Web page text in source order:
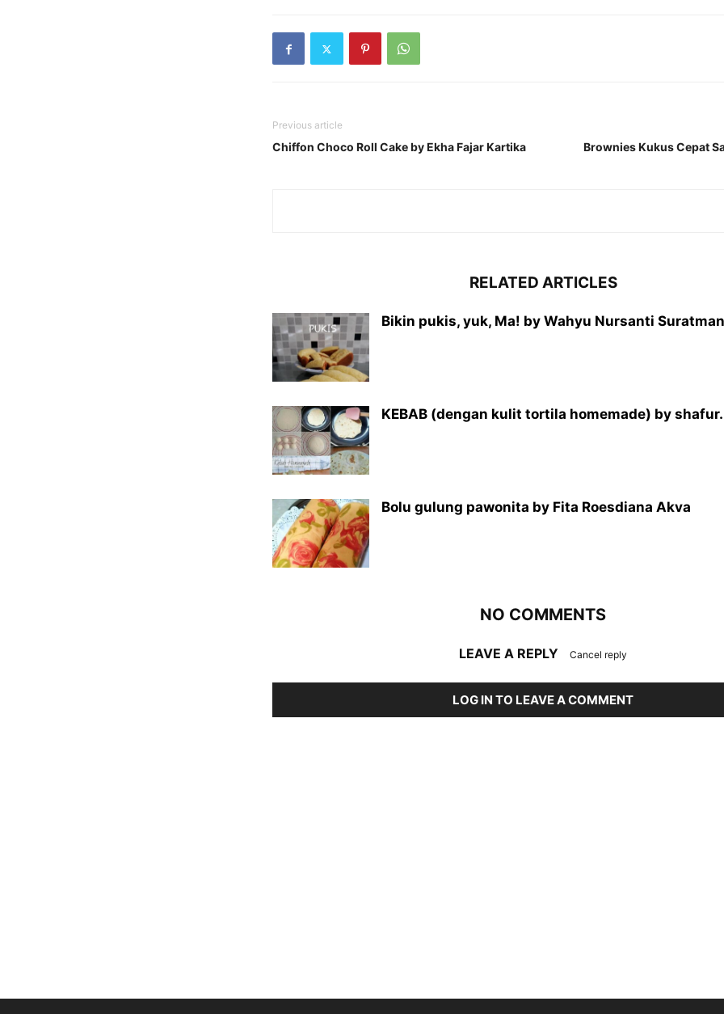
Previous article
Chiffon Choco Roll Cake by Ekha Fajar Kartika Brownies Kukus Cepat
RELATED ARTICLES
Bikin pukis, yuk, Ma! by Wahyu Nursanti Suratman
KEBAB (dengan kulit tortila homemade) by
Bolu gulung pawonita by Fita Roesdiana Akva
NO COMMENTS
LEAVE A REPLY Cancel reply
LOG IN TO LEAVE A COMMENT